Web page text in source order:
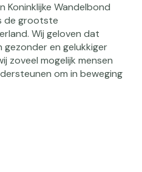
Koninklijke Wandelbond
de grootste
Wij geloven dat
en gelukkiger
zoveel mogelijk mensen
om in beweging